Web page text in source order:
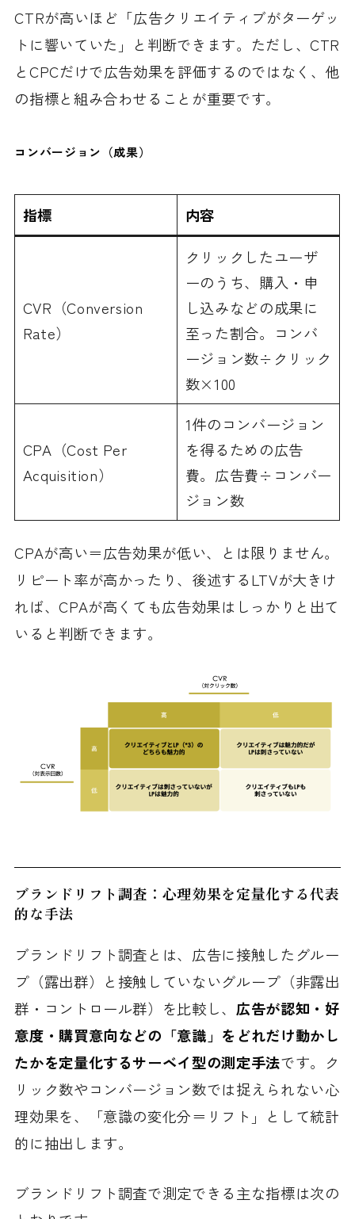
CTRが高いほど「広告クリエイティブがターゲッ
トに響いていた」と判断できます。ただし、CTR
とCPCだけで広告効果を評価するのではなく、他
の指標と組み合わせることが重要です。
コンバージョン（成果）
指標 内容
CVR（Conversion
Rate）
クリックしたユーザ
ーのうち、購入・申
し込みなどの成果に
至った割合。コンバ
ージョン数÷クリック
数×100
CPA（Cost Per
Acquisition）
1件のコンバージョン
を得るための広告
費。広告費÷コンバー
ジョン数
CPAが高い＝広告効果が低い、とは限りません。
リピート率が高かったり、後述するLTVが大きけ
れば、CPAが高くても広告効果はしっかりと出て
いると判断できます。
ブランドリフト調査：心理効果を定量化する代表
的な手法
ブランドリフト調査とは、広告に接触したグルー
プ（露出群）と接触していないグループ（非露出
群・コントロール群）を比較し、 広告が認知・好
意度・購買意向などの「意識」をどれだけ動かし
たかを定量化するサーベイ型の測定手法です。ク
リック数やコンバージョン数では捉えられない心
理効果を、「意識の変化分＝リフト」として統計
的に抽出します。
ブランドリフト調査で測定できる主な指標は次の